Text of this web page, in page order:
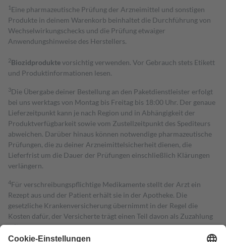
1 Eine pharmazeutische Prüfung der Arzneimittel und sonstigen
Produkte in deinem Warenkorb beinhaltet die Durchführung von
Wechselwirkungschecks und die Prüfung etwaiger
Anwendungshinweise des Herstellers.
2Biozidproduktevorsichtig verwenden. Vor Gebrauch stets Etikett
und Produktinformationen lesen.
3Die Übergabe deiner Bestellung an den Paketdienstleister erfolgt
bei uns werktags von Montag bis Freitag bis 18:00 Uhr. Der genaue
Lieferzeitpunkt kann je nach Region und in Abhängigkeit der
Produktverfügbarkeit sowie vom Zustellzeitpunkt des Spediteurs
abweichen. Darüber hinaus können notwendige pharmazeutische
Prüfungen, die zu deiner Arzneimittelsicherheit dienen, die
Lieferfrist um die Dauer der Prüfungen einschließlich Klärungen
verlängern.
4Für verschreibungspflichtige Medikamente stellt der Arzt ein
Rezept aus und der Patient erhält sie in der Apotheke. Die
gesetzliche Krankenversicherung übernimmt in der Regel die
Kosten dafür, der Versicherte trägt einen Teil davon als Zuzahlung
mit.
Grundsätzlich leisten Mitglieder Zuzahlungen in Höhe von zehn